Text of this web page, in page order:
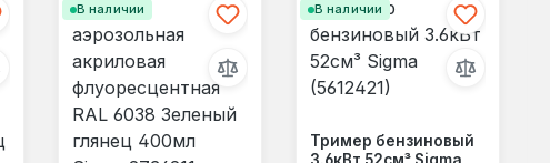
В наличии В наличии
Тример бензиновый